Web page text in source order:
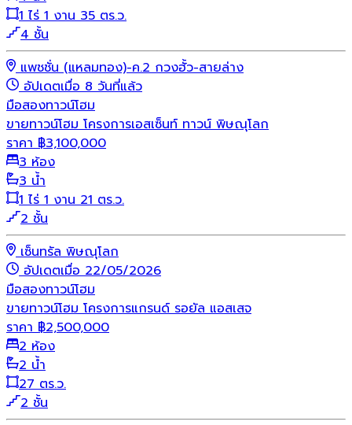
1 ไร่ 1 งาน 35 ตร.ว.
4 ชั้น
แพชชั่น (แหลมทอง)-ค.2 กวงฮั้ว-สายล่าง
อัปเดตเมื่อ 8 วันที่แล้ว
มือสองทาวน์โฮม
ขายทาวน์โฮม โครงการเอสเซ็นท์ ทาวน์ พิษณุโลก
ราคา ฿3,100,000
3 ห้อง
3 น้ำ
1 ไร่ 1 งาน 21 ตร.ว.
2 ชั้น
เซ็นทรัล พิษณุโลก
อัปเดตเมื่อ 22/05/2026
มือสองทาวน์โฮม
ขายทาวน์โฮม โครงการแกรนด์ รอยัล แอสเสจ
ราคา ฿2,500,000
2 ห้อง
2 น้ำ
27 ตร.ว.
2 ชั้น